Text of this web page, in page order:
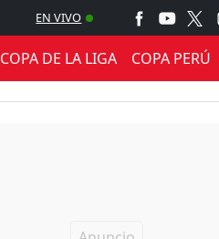
EN VIVO
COPA DE LA LIGA COPA PERÚ